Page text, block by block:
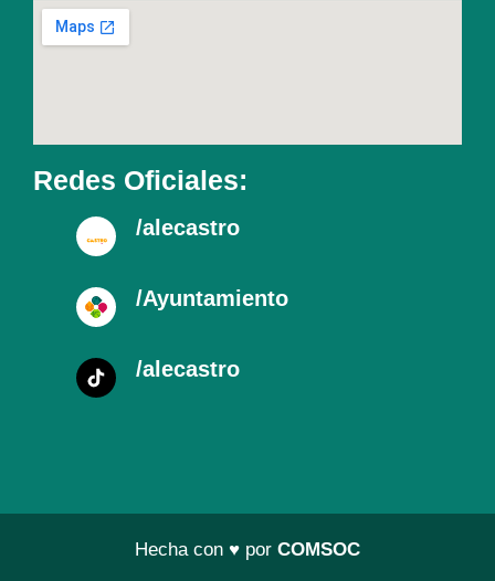
Redes Oficiales:
/alecastro
/Ayuntamiento
/alecastro
Hecha con ♥ por COMSOC